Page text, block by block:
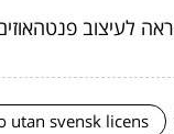
לעיצוב
utan svensk licens